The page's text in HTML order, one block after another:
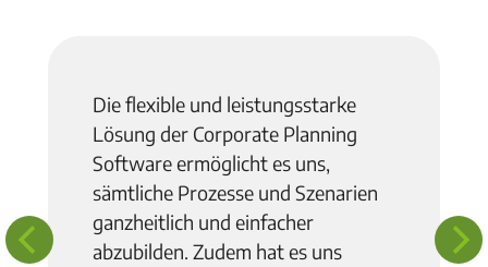
Die flexible und leistungsstarke
Lösung der Corporate Planning
Software ermöglicht es uns,
sämtliche Prozesse und Szenarien
ganzheitlich und einfacher
abzubilden. Zudem hat es uns